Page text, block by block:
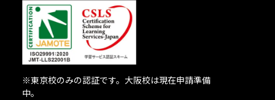
※東京校のみの認証です。大阪校は現在申請準備
中。